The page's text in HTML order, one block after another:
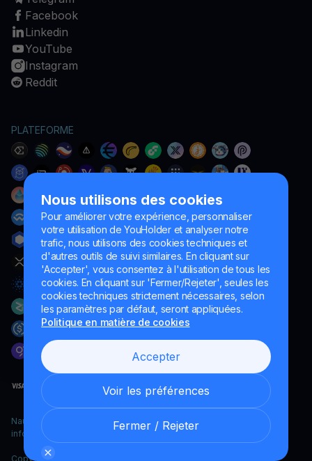
Nous utilisons des cookies
Pour améliorer votre expérience, personnaliser
votre utilisation de YouHolder et analyser notre
trafic, nous utilisons des cookies techniques et
d'autres outils de suivi similaires. En cliquant sur
'Accepter', vous consentez à l'utilisation de tous les
cookies. En cliquant sur 'Fermer/Rejeter', seules les
cookies techniques strictement nécessaires, selon
les paramètres par défaut, seront appliquées.
Politique en matière de cookies
Accepter
Voir les préférences
Fermer / Rejeter
Facebook
Linkedin
YouTube
Instagram
Reddit
PLATEFORME
Naumard LTD. – uniquement à des fins de développement
informatique, de recherche et de marketing
Copyright YouHodler, 2026.